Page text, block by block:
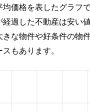
価格を表したグラフで
過した不動産は安い
きな物件や好条件の物
もあります。